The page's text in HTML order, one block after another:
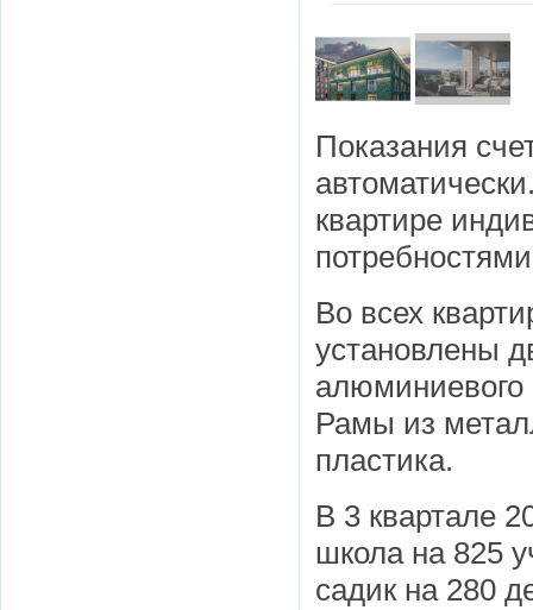
Показания
квартире
Во всех
установлены
алюминиевого
Рамы из
пластика.
В 3 квартале
школа на 825
садик на 280